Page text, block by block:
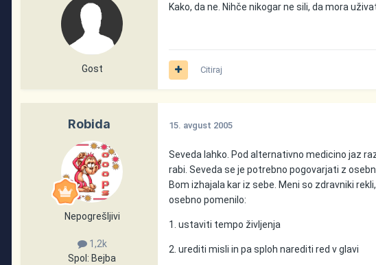
Gost
Kako, da ne. Nihče nikogar ne sili, da mora
Citiraj
Robida
Nepogrešljivi
1,2k
Spol: Bejba
15. avgust 2005
Seveda lahko. Pod alternativno medicino jaz
rabi. Seveda se je potrebno pogovarjati z
Bom izhajala kar iz sebe. Meni so zdravniki
osebno pomenilo:
1. ustaviti tempo življenja
2. urediti misli in pa sploh narediti red v glavi